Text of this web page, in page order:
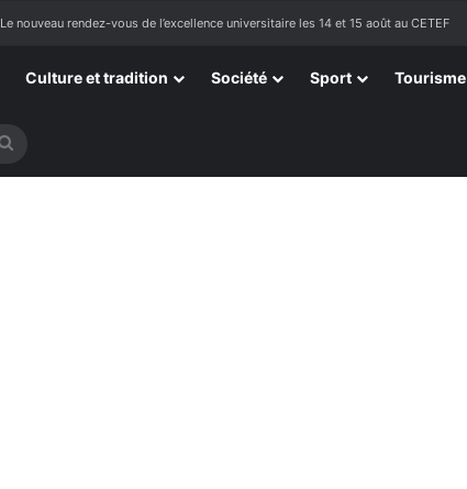
Retrouvailles des Ressortissants de Kpélé Govié Apégamé / Sokpé
Culture et tradition Société Sport Tourisme